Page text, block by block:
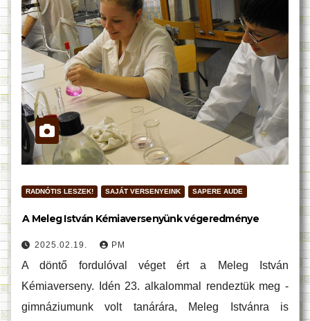
RADNÓTIS LESZEK! SAJÁT VERSENYEINK SAPERE AUDE
A Meleg István Kémiaversenyünk végeredménye
2025.02.19. PM
A döntő fordulóval véget ért a Meleg István
Kémiaverseny. Idén 23. alkalommal rendeztük meg -
gimnáziumunk volt tanárára, Meleg Istvánra is